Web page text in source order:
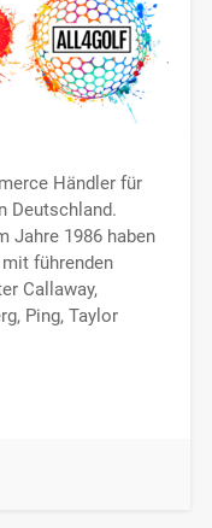
Händler für
Deutschland.
Jahre 1986 haben
führenden
Callaway,
Ping, Taylor